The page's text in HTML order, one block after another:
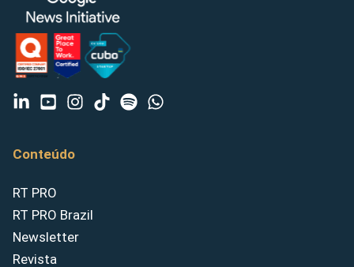
Conteúdo
RT PRO
RT PRO Brazil
Newsletter
Revista